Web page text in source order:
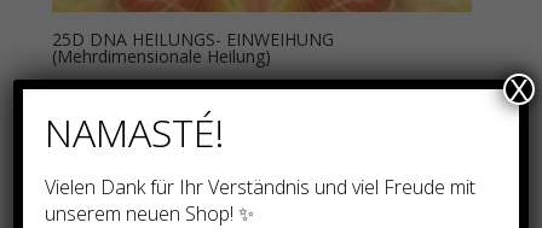
25D DNA HEILUNGS- EINWEIHUNG
(Mehrdimensionale Heilung)
130,00€
NAMASTÉ!
Vielen Dank für Ihr Verständnis und viel Freude mit
unserem neuen Shop! ✨
X